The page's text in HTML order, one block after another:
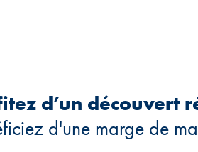
d’un découvert
d'une marge de